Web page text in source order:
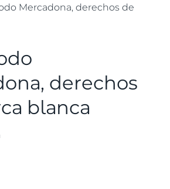
usted aquí
Mercadona, derechos de
derechos
blanca